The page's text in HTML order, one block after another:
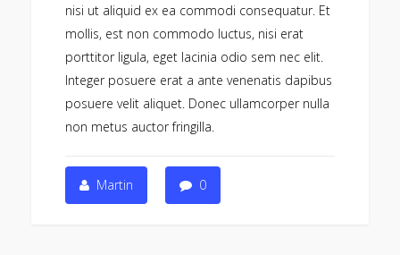
nisi ut aliquid ex ea commodi consequatur. Et
mollis, est non commodo luctus, nisi erat
porttitor ligula, eget lacinia odio sem nec elit.
Integer posuere erat a ante venenatis dapibus
posuere velit aliquet. Donec ullamcorper nulla
non metus auctor fringilla.
Martin 0